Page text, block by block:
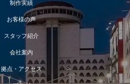
制作実績
お客様の声
スタッフ紹介
会社案内
拠点・アクセス